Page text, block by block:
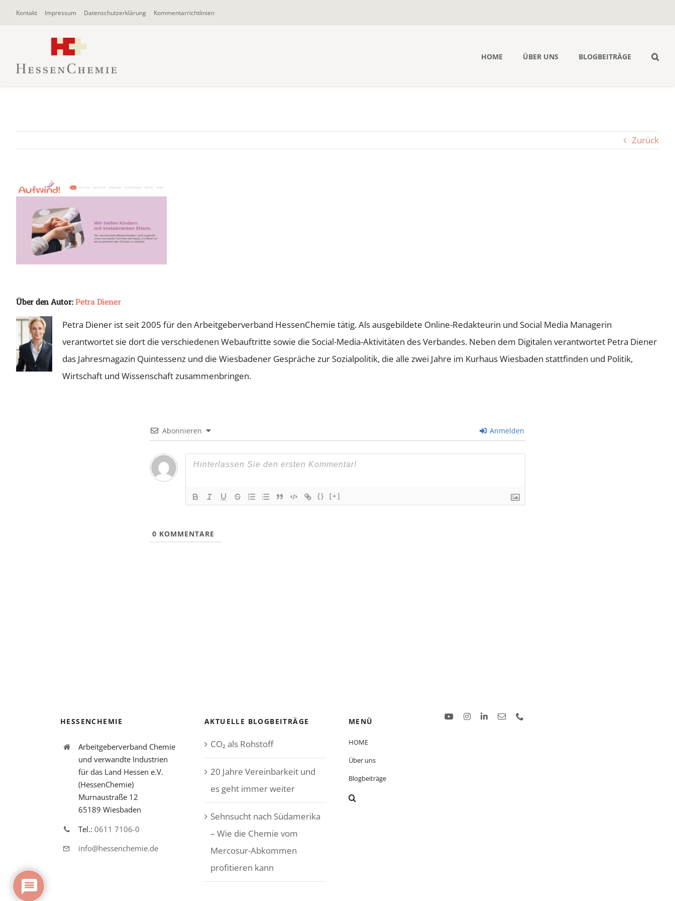
ZumKontakt Impressum Datenschutzerklärung Kommentarrichtlinien
HOME ÜBER UNS BLOGBEITRÄGE
Zurück
Über den Autor:Petra Diener
Petra Diener ist seit 2005 für den Arbeitgeberverband HessenChemie tätig. Als ausgebildete Online-Redakteurin und Social Media Managerin
verantwortet sie dort die verschiedenen Webauftritte sowie die Social-Media-Aktivitäten des Verbandes. Neben dem Digitalen verantwortet Petra Diener
das Jahresmagazin Quintessenz und die Wiesbadener Gespräche zur Sozialpolitik, die alle zwei Jahre im Kurhaus Wiesbaden stattfinden und Politik,
Wirtschaft und Wissenschaft zusammenbringen.
Abonnieren Anmelden
{} [+]
0 KOMMENTARE
HESSENCHEMIE
Arbeitgeberverband Chemie
und verwandte Industrien
für das Land Hessen e.V.
(HessenChemie)
Murnaustraße 12
65189 Wiesbaden
Tel.: 0611 7106-0
info@hessenchemie.de
AKTUELLE BLOGBEITRÄGE
CO₂ als Rohstoff
20 Jahre Vereinbarkeit und
es geht immer weiter
Sehnsucht nach Südamerika
– Wie die Chemie vom
Mercosur-Abkommen
profitieren kann
MENÜ
HOME
Über uns
Blogbeiträge